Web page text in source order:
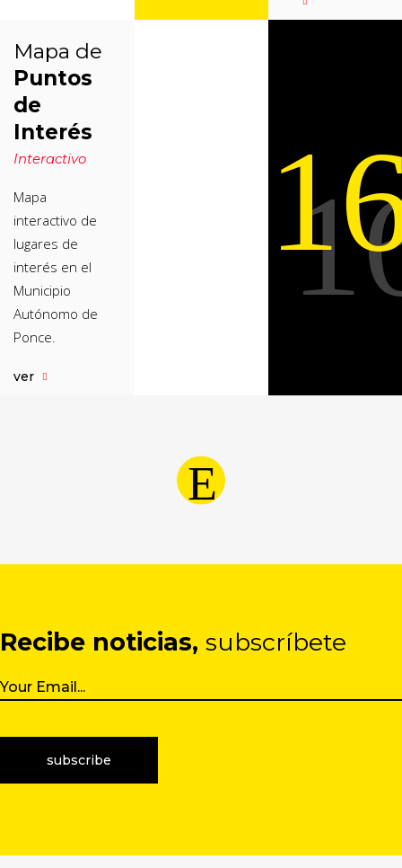
Mapa de
Puntos
de
Interés
Interactivo
Mapa
interactivo de
lugares de
interés en el
Municipio
Autónomo de
Ponce.
ver
Recibe noticias, subscríbete